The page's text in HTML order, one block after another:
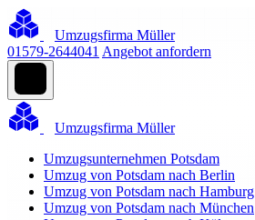
Umzugsfirma Müller
01579-2644041 Angebot anfordern
Umzugsfirma Müller
Umzugsunternehmen Potsdam
Umzug von Potsdam nach Berlin
Umzug von Potsdam nach Hamburg
Umzug von Potsdam nach München